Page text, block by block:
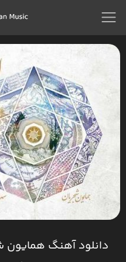
دانلود آهنگ همایون